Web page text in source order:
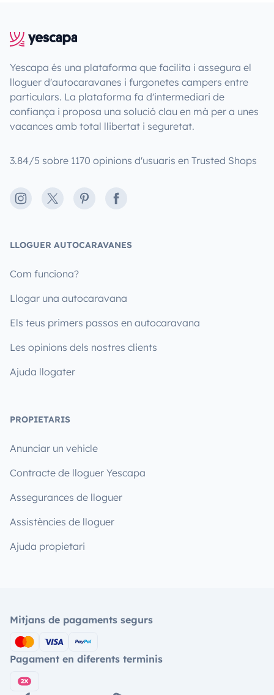
Yescapa és una plataforma que facilita i assegura el
lloguer d'autocaravanes i furgonetes campers entre
particulars. La plataforma fa d'intermediari de
confiança i proposa una solució clau en mà per a unes
vacances amb total llibertat i seguretat.
3.84/5 sobre 1170 opinions d'usuaris en Trusted Shops
Instagram
X PinterestFacebook
LLOGUER AUTOCARAVANES
Com funciona?
Llogar una autocaravana
Els teus primers passos en autocaravana
Les opinions dels nostres clients
Ajuda llogater
PROPIETARIS
Anunciar un vehicle
Contracte de lloguer Yescapa
Assegurances de lloguer
Assistències de lloguer
Ajuda propietari
Mitjans de pagaments segurs
Pagament en diferents terminis